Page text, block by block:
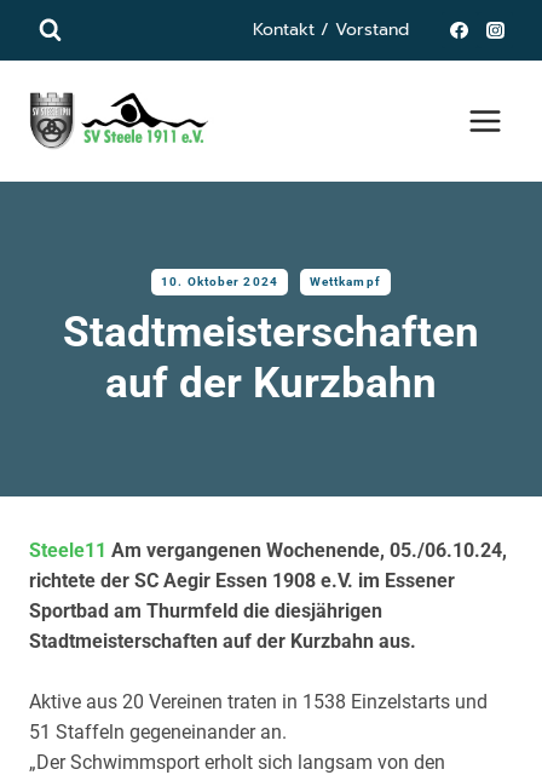
Inhalt
Kontakt / Vorstand
10. Oktober 2024 Wettkampf
Stadtmeisterschaften
auf der Kurzbahn
Steele11 Am vergangenen Wochenende, 05./06.10.24,
richtete der SC Aegir Essen 1908 e.V. im Essener
Sportbad am Thurmfeld die diesjährigen
Stadtmeisterschaften auf der Kurzbahn aus.
Aktive aus 20 Vereinen traten in 1538 Einzelstarts und
51 Staffeln gegeneinander an.
„Der Schwimmsport erholt sich langsam von den